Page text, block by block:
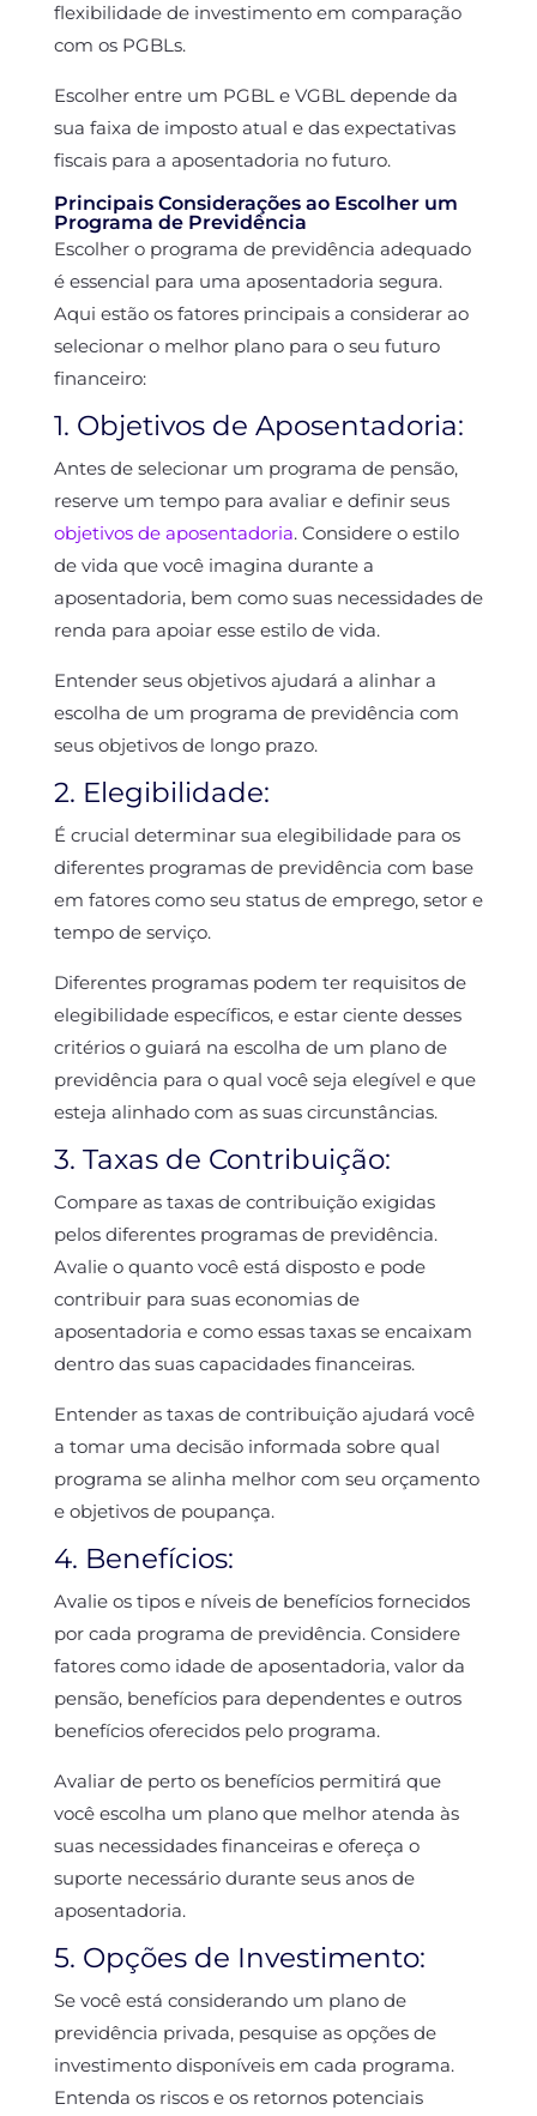
flexibilidade de investimento em comparação
com os PGBLs.
Escolher entre um PGBL e VGBL depende da
sua faixa de imposto atual e das expectativas
fiscais para a aposentadoria no futuro.
Principais Considerações ao Escolher um
Programa de Previdência
Escolher o programa de previdência adequado
é essencial para uma aposentadoria segura.
Aqui estão os fatores principais a considerar ao
selecionar o melhor plano para o seu futuro
financeiro:
1. Objetivos de Aposentadoria:
Antes de selecionar um programa de pensão,
reserve um tempo para avaliar e definir seus
objetivos de aposentadoria. Considere o estilo
de vida que você imagina durante a
aposentadoria, bem como suas necessidades de
renda para apoiar esse estilo de vida.
Entender seus objetivos ajudará a alinhar a
escolha de um programa de previdência com
seus objetivos de longo prazo.
2. Elegibilidade:
É crucial determinar sua elegibilidade para os
diferentes programas de previdência com base
em fatores como seu status de emprego, setor e
tempo de serviço.
Diferentes programas podem ter requisitos de
elegibilidade específicos, e estar ciente desses
critérios o guiará na escolha de um plano de
previdência para o qual você seja elegível e que
esteja alinhado com as suas circunstâncias.
3. Taxas de Contribuição:
Compare as taxas de contribuição exigidas
pelos diferentes programas de previdência.
Avalie o quanto você está disposto e pode
contribuir para suas economias de
aposentadoria e como essas taxas se encaixam
dentro das suas capacidades financeiras.
Entender as taxas de contribuição ajudará você
a tomar uma decisão informada sobre qual
programa se alinha melhor com seu orçamento
e objetivos de poupança.
4. Benefícios:
Avalie os tipos e níveis de benefícios fornecidos
por cada programa de previdência. Considere
fatores como idade de aposentadoria, valor da
pensão, benefícios para dependentes e outros
benefícios oferecidos pelo programa.
Avaliar de perto os benefícios permitirá que
você escolha um plano que melhor atenda às
suas necessidades financeiras e ofereça o
suporte necessário durante seus anos de
aposentadoria.
5. Opções de Investimento:
Se você está considerando um plano de
previdência privada, pesquise as opções de
investimento disponíveis em cada programa.
Entenda os riscos e os retornos potenciais